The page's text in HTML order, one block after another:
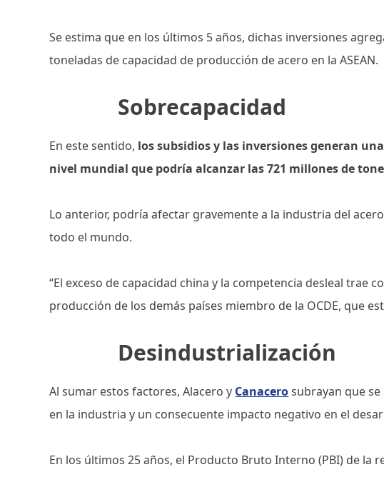
Se estima que en los últimos 5 años, dichas inversiones
toneladas de capacidad de producción de acero en la ASEAN.
Sobrecapacidad
En este sentido, los subsidios y las inversiones generan
nivel mundial que podría alcanzar las 721 millones de
Lo anterior, podría afectar gravemente a la industria del
todo el mundo.
“El exceso de capacidad china y la competencia desleal trae
producción de los demás países miembro de la OCDE, que
Desindustrialización
Al sumar estos factores, Alacero y Canacerosubrayan que
en la industria y un consecuente impacto negativo en el
En los últimos 25 años, el Producto Bruto Interno (PBI) de la